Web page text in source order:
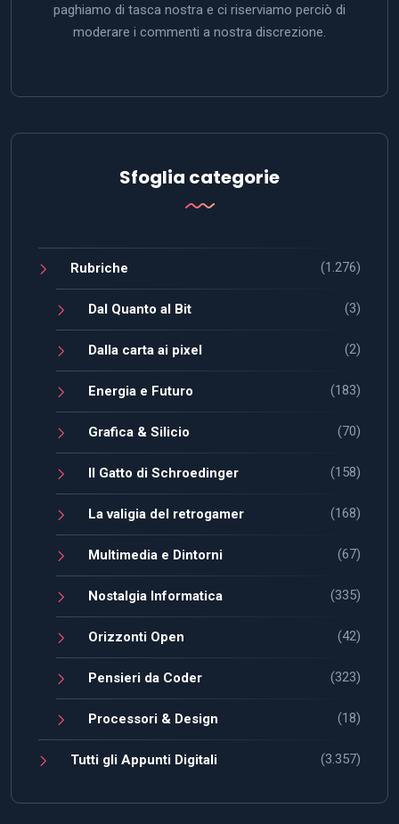
paghiamo di tasca nostra e ci riserviamo perciò di
moderare i commenti a nostra discrezione.
Sfoglia categorie
Rubriche (1.276)
Dal Quanto al Bit (3)
Dalla carta ai pixel (2)
Energia e Futuro (183)
Grafica & Silicio (70)
Il Gatto di Schroedinger (158)
La valigia del retrogamer (168)
Multimedia e Dintorni (67)
Nostalgia Informatica (335)
Orizzonti Open (42)
Pensieri da Coder (323)
Processori & Design (18)
Tutti gli Appunti Digitali (3.357)